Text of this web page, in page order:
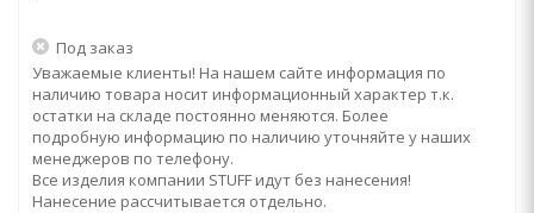
Под заказ
Уважаемые клиенты! На нашем сайте информация по
наличию товара носит информационный характер т.к.
остатки на складе постоянно меняются. Более
подробную информацию по наличию уточняйте у наших
менеджеров по телефону.
Все изделия компании STUFF идут без нанесения!
Нанесение рассчитывается отдельно.